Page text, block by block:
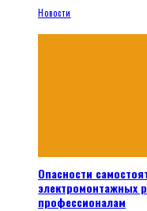
Новости
Опасности
электромонтажных
профессионалам